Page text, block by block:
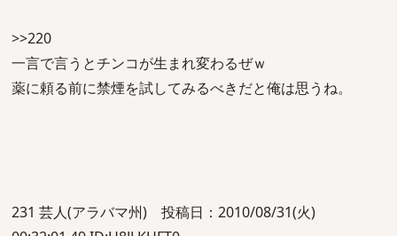
>>220
一言で言うとチンコが生まれ変わるぜｗ
薬に頼る前に禁煙を試してみるべきだと俺は思うね。
231 芸人(アラバマ州) 投稿日：2010/08/31(火)